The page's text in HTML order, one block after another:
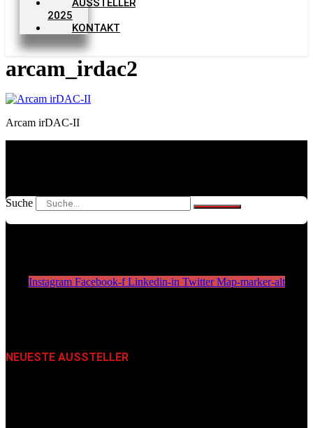
AUSSTELLER
2025
KONTAKT
arcam_irdac2
Arcam irDAC-II
Suche
Instagram Facebook-f Linkedin-in Twitter Map-marker-alt
NEUESTE AUSSTELLER